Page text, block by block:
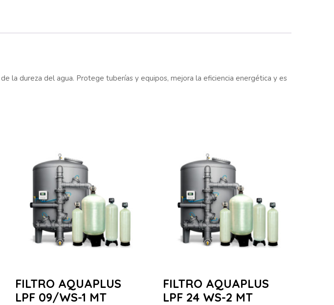
la dureza del agua. Protege tuberías y equipos, mejora la eficiencia energética y es
FILTRO AQUAPLUS
LPF 09/WS-1 MT
FILTRO AQUAPLUS
LPF 24 WS-2 MT